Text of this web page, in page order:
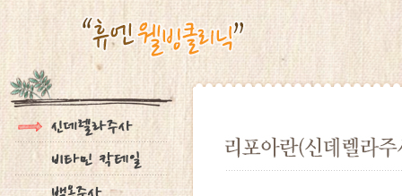
진료안내
진료시간
병원둘러보기
찾아오시는길
피임
월경이상
질염 및 성병
갱년기 및 폐경
여성성형
혈액종합검진
미혼여성검진
초기임신검진